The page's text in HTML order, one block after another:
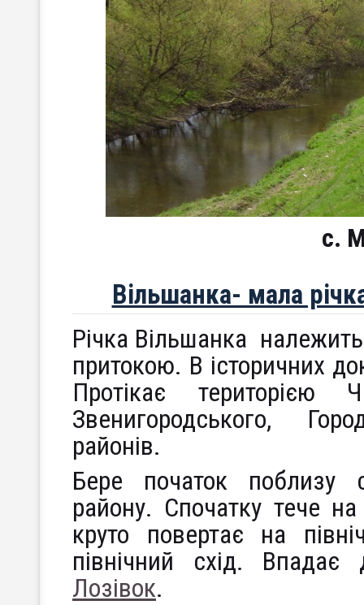
с.
Вільшанка- мала
Річка Вільшанка
притокою. В історичних
Протікає територією
Звенигородського,
районів.
Бере початок поблизу
району. Спочатку тече на
круто повертає на
північний схід.
Лозівок.